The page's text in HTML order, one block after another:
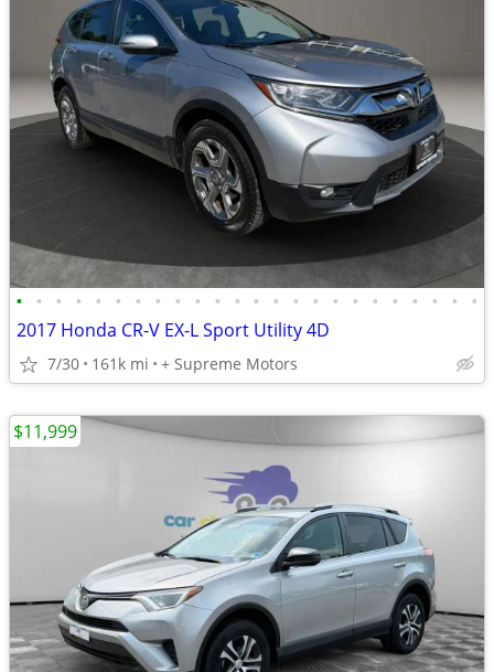
• • • • • • • • • • • • • • • • • • • • • • • •
2017 Honda CR-V EX-L Sport Utility 4D
7/30 161k mi + Supreme Motors
$11,999